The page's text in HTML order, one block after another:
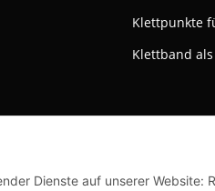
Dienste auf unserer Website:
Klettpunkte
Klettband